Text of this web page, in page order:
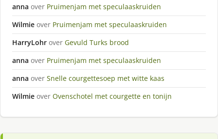
anna over Pruimenjam met speculaaskruiden
Wilmie over Pruimenjam met speculaaskruiden
HarryLohr over Gevuld Turks brood
anna over Pruimenjam met speculaaskruiden
anna over Snelle courgettesoep met witte kaas
Wilmie over Ovenschotel met courgette en tonijn